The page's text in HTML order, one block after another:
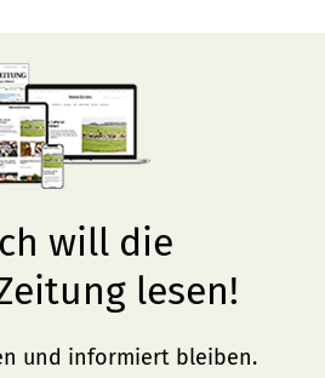
will die
lesen!
und informiert bleiben.